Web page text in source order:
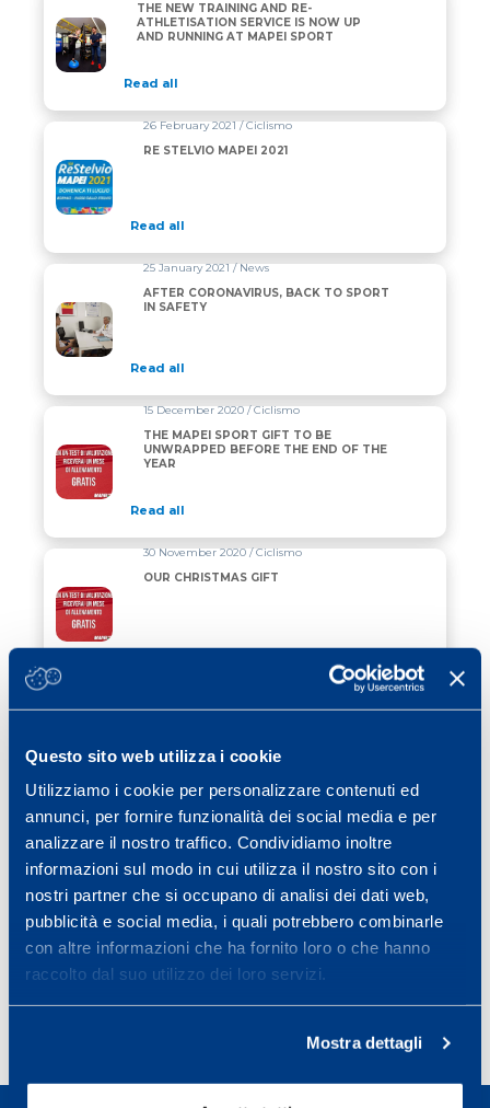
Questo sito web utilizza i cookie
Utilizziamo i cookie per personalizzare contenuti ed
annunci, per fornire funzionalità dei social media e per
analizzare il nostro traffico. Condividiamo inoltre
informazioni sul modo in cui utilizza il nostro sito con i
nostri partner che si occupano di analisi dei dati web,
pubblicità e social media, i quali potrebbero combinarle
con altre informazioni che ha fornito loro o che hanno
raccolto dal suo utilizzo dei loro servizi.
Mostra dettagli
THE NEW TRAINING AND RE-
ATHLETISATION SERVICE IS NOW UP
AND RUNNING AT MAPEI SPORT
Read all
26 February 2021 / Ciclismo
RE STELVIO MAPEI 2021
Read all
25 January 2021 / News
AFTER CORONAVIRUS, BACK TO SPORT
IN SAFETY
Read all
15 December 2020 / Ciclismo
THE MAPEI SPORT GIFT TO BE
UNWRAPPED BEFORE THE END OF THE
YEAR
Read all
30 November 2020 / Ciclismo
OUR CHRISTMAS GIFT
Read all
Read all
01 July 2020 / Ciclismo
PROMO JULY 2020